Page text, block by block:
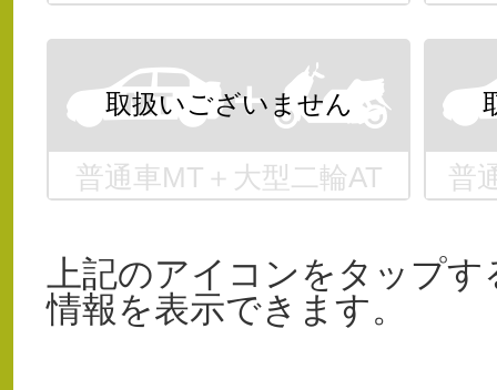
普通車MT＋大型二輪AT 普
上記のアイコンをタップ
情報を表示できます。